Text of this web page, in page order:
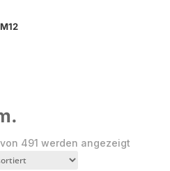
491 werden angezeigt